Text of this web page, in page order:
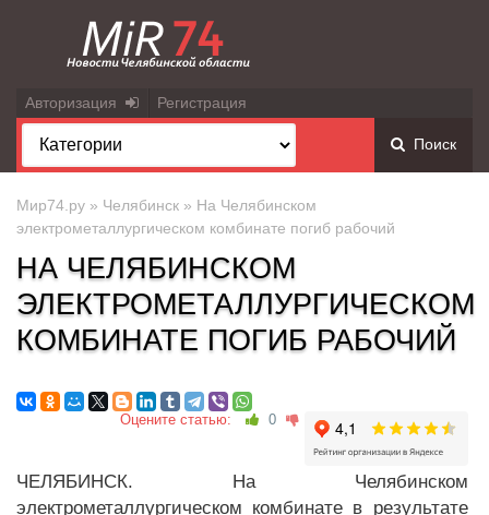
Авторизация Регистрация
Поиск
Мир74.ру » Челябинск » На Челябинском
электрометаллургическом комбинате погиб рабочий
НА ЧЕЛЯБИНСКОМ
ЭЛЕКТРОМЕТАЛЛУРГИЧЕСКОМ
КОМБИНАТЕ ПОГИБ РАБОЧИЙ
Оцените статью: 0
ЧЕЛЯБИНСК. На Челябинском
электрометаллургическом комбинате в результате